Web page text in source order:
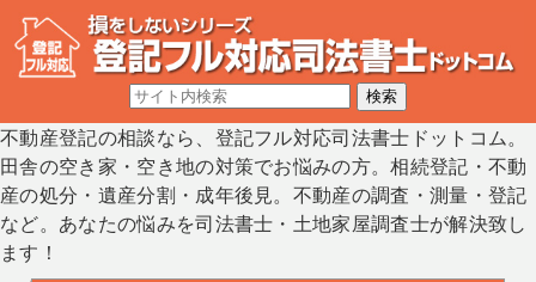
不動産登記の相談なら、登記フル対応司法書士ドットコム。
田舎の空き家・空き地の対策でお悩みの方。相続登記・不動
産の処分・遺産分割・成年後見。不動産の調査・測量・登記
など。あなたの悩みを司法書士・土地家屋調査士が解決致し
ます！